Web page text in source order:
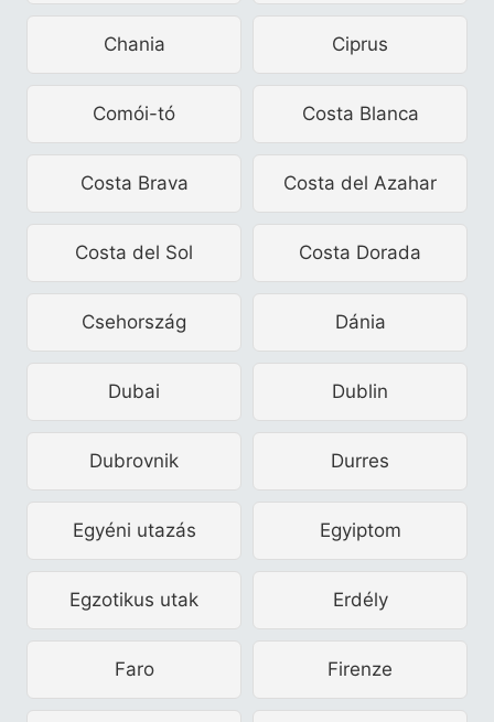
Chania Ciprus
Comói-tó Costa Blanca
Costa Brava Costa del Azahar
Costa del Sol Costa Dorada
Csehország Dánia
Dubai Dublin
Dubrovnik Durres
Egyéni utazás Egyiptom
Egzotikus utak Erdély
Faro Firenze